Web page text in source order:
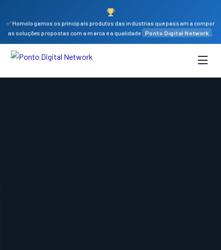
✅ Homologamos os principais produtos das indústrias que passam a compor
as soluções propostas com a marca e a qualidade Ponto Digital Network